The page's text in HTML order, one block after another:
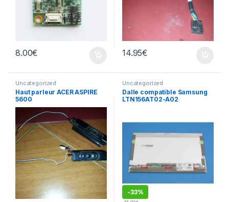
8.00€ 14.95€
Uncategorized
Haut parleur ACER ASPIRE
5600
Uncategorized
Dalle compatible Samsung
LTN156AT02-A02
-33%